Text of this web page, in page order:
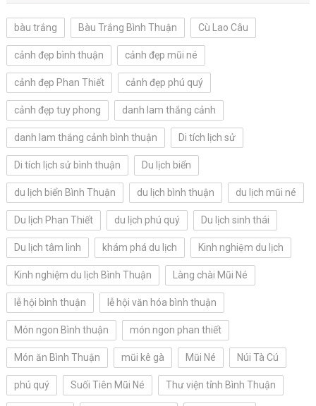
bàu trắng Bàu Trắng Bình Thuận Cù Lao Câu
cảnh đẹp bình thuận cảnh đẹp mũi né
cảnh đẹp Phan Thiết cảnh đẹp phú quý
cảnh đẹp tuy phong danh lam thắng cảnh
danh lam thắng cảnh bình thuận Di tích lịch sử
Di tích lịch sử bình thuận Du lịch biển
du lịch biển Bình Thuận du lịch bình thuận du lịch mũi né
Du lịch Phan Thiết du lịch phú quý Du lịch sinh thái
Du lịch tâm linh khám phá du lịch Kinh nghiệm du lịch
Kinh nghiệm du lịch Bình Thuận Làng chài Mũi Né
lễ hội bình thuận lễ hội văn hóa bình thuận
Món ngon Bình thuận món ngon phan thiết
Món ăn Bình Thuận mũi kê gà Mũi Né Núi Tà Cú
phú quý Suối Tiên Mũi Né Thư viện tỉnh Bình Thuận